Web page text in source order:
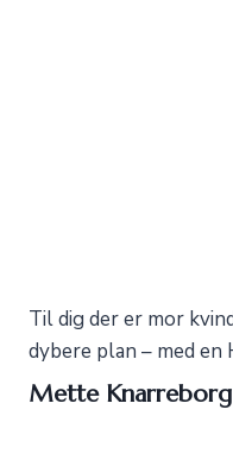
Til dig der er mor
dybere plan – med en
Mette Knarreborg